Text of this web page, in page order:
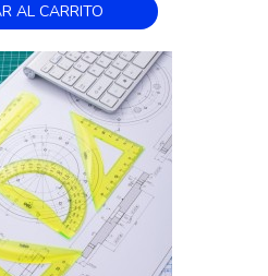
AL CARRITO